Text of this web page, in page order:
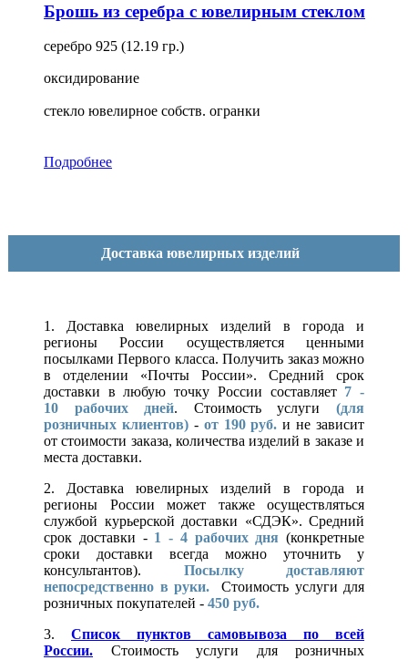
Брошь из серебра с ювелирным стеклом
серебро 925 (12.19 гр.)
оксидирование
стекло ювелирное собств. огранки
Подробнее
Доставка ювелирных изделий
1. Доставка ювелирных изделий в города и
регионы России осуществляется ценными
посылками Первого класса. Получить заказ можно
в отделении «Почты России». Средний срок
доставки в любую точку России составляет 7 -
10 рабочих дней. Стоимость услуги(для
розничных клиентов)- от 190 руб. и не зависит
от стоимости заказа, количества изделий в заказе и
места доставки.
2. Доставка ювелирных изделий в города и
регионы России может также осуществляться
службой курьерской доставки «СДЭК». Средний
срок доставки - 1 - 4 рабочих дня (конкретные
сроки доставки всегда можно уточнить у
консультантов). Посылку доставляют
непосредственно в руки.
Стоимость услуги для
розничных покупателей - 450 руб.
3. Список пунктов самовывоза по всей
России.
Стоимость услуги для розничных